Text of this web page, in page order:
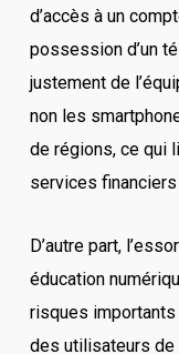
d’accès à un
possession d’un
justement de
non les
de régions, ce qui
services
D’autre part,
éducation
risques
des utilisateurs